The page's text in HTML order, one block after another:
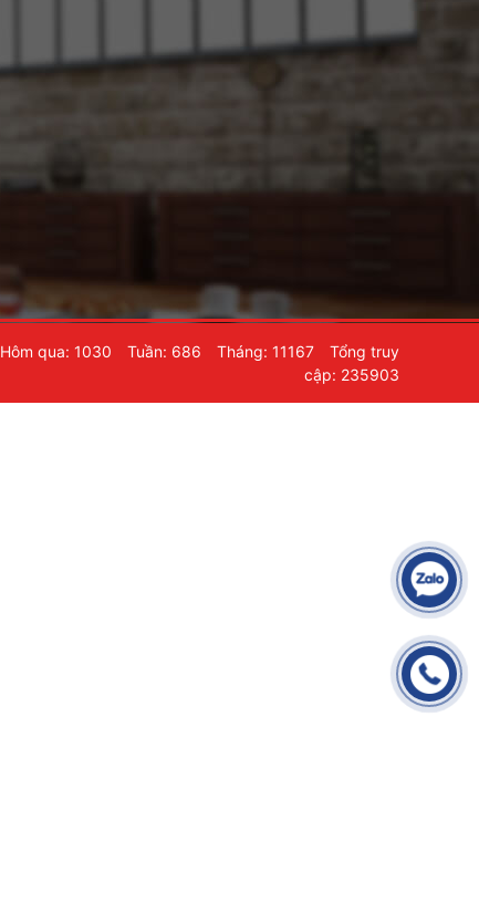
Hôm qua: 1030 Tuần: 686 Tháng: 11167
Tổng truy
cập: 235903